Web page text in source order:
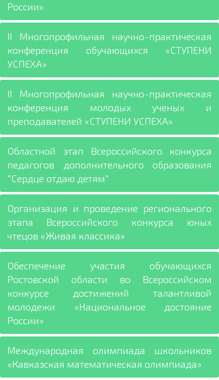
России»
II Многопрофильная научно-практическая
конференция обучающихся «СТУПЕНИ
УСПЕХА»
II Многопрофильная научно-практическая
конференция молодых ученых и
преподавателей «СТУПЕНИ УСПЕХА»
Областной этап Всероссийского конкурса
педагогов дополнительного образования
"Сердце отдаю детям"
Организация и проведение регионального
этапа Всероссийского конкурса юных
чтецов «Живая классика»
Обеспечение участия обучающихся
Ростовской области во Всероссийском
конкурсе достижений талантливой
молодежи «Национальное достояние
России»
Международная олимпиада школьников
«Кавказская математическая олимпиада»